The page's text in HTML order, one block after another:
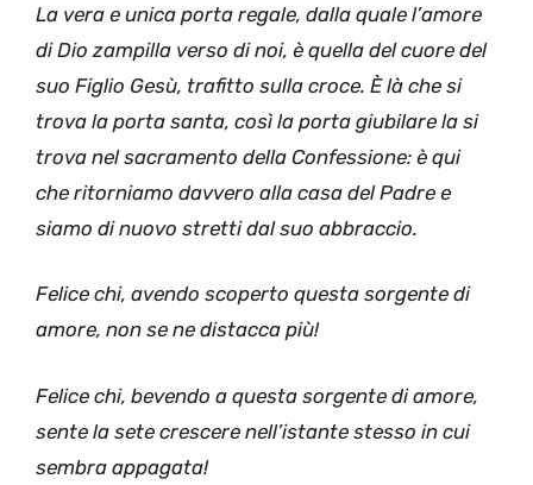
La vera e unica porta regale, dalla quale l’amore
di Dio zampilla verso di noi, è quella del cuore del
suo Figlio Gesù, trafitto sulla croce. È là che si
trova la porta santa, così la porta giubilare la si
trova nel sacramento della Confessione: è qui
che ritorniamo davvero alla casa del Padre e
siamo di nuovo stretti dal suo abbraccio.
Felice chi, avendo scoperto questa sorgente di
amore, non se ne distacca più!
Felice chi, bevendo a questa sorgente di amore,
sente la sete crescere nell’istante stesso in cui
sembra appagata!